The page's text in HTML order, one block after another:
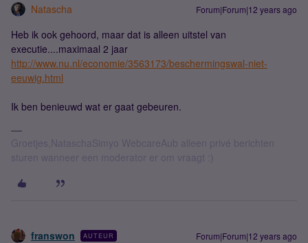
Natascha Forum|Forum|12 years ago
Heb ik ook gehoord, maar dat is alleen uitstel van
executie....maximaal 2 jaar
http://www.nu.nl/economie/3563173/beschermingswal-niet-
eeuwig.html
Ik ben benieuwd wat er gaat gebeuren.
Groetjes,NataschaSimyo WebcareAub alleen privé berichten
sturen wanneer een moderator er om vraagt :)
franswon AUTEUR Forum|Forum|12 years ago